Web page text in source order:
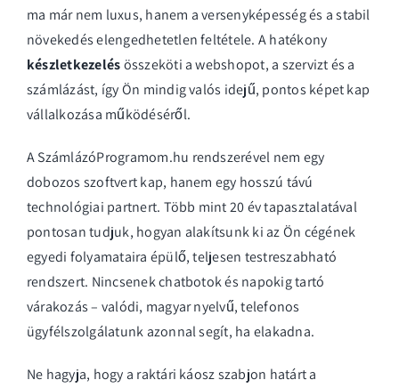
ma már nem luxus, hanem a versenyképesség és a stabil
növekedés elengedhetetlen feltétele. A hatékony
készletkezelésösszeköti a webshopot, a szervizt és a
számlázást, így Ön mindig valós idejű, pontos képet kap
vállalkozása működéséről.
A SzámlázóProgramom.hu rendszerével nem egy
dobozos szoftvert kap, hanem egy hosszú távú
technológiai partnert. Több mint 20 év tapasztalatával
pontosan tudjuk, hogyan alakítsunk ki az Ön cégének
egyedi folyamataira épülő, teljesen testreszabható
rendszert. Nincsenek chatbotok és napokig tartó
várakozás – valódi, magyar nyelvű, telefonos
ügyfélszolgálatunk azonnal segít, ha elakadna.
Ne hagyja, hogy a raktári káosz szabjon határt a